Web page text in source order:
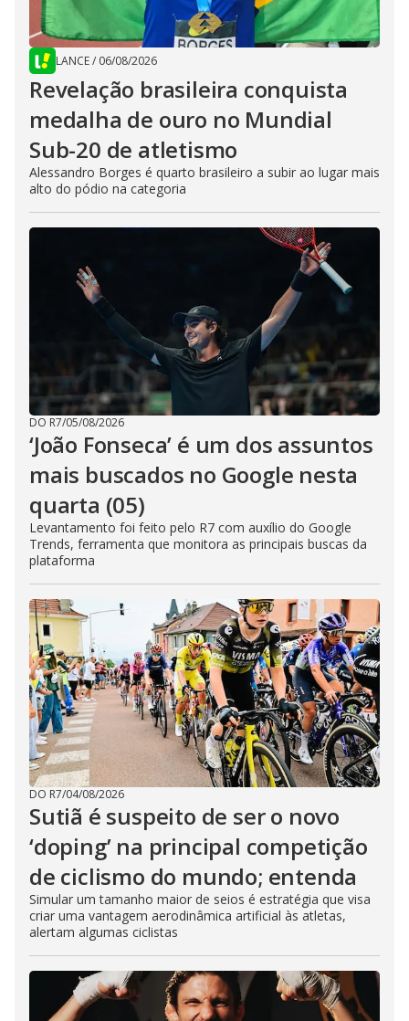
LANCE/ 06/08/2026
Revelação brasileira conquista
medalha de ouro no Mundial
Sub-20 de atletismo
Alessandro Borges é quarto brasileiro a subir ao lugar mais
alto do pódio na categoria
DO R7/05/08/2026
‘João Fonseca’ é um dos assuntos
mais buscados no Google nesta
quarta (05)
Levantamento foi feito pelo R7 com auxílio do Google
Trends, ferramenta que monitora as principais buscas da
plataforma
DO R7/04/08/2026
Sutiã é suspeito de ser o novo
‘doping’ na principal competição
de ciclismo do mundo; entenda
Simular um tamanho maior de seios é estratégia que visa
criar uma vantagem aerodinâmica artificial às atletas,
alertam algumas ciclistas